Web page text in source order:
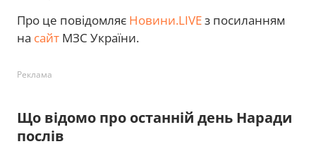
Про це повідомляє Новини.LIVEз посиланням
на сайт МЗС України.
Реклама
Що відомо про останній день Наради
послів